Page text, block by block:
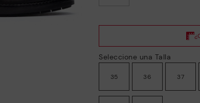
Seleccione una Talla
35 36 37